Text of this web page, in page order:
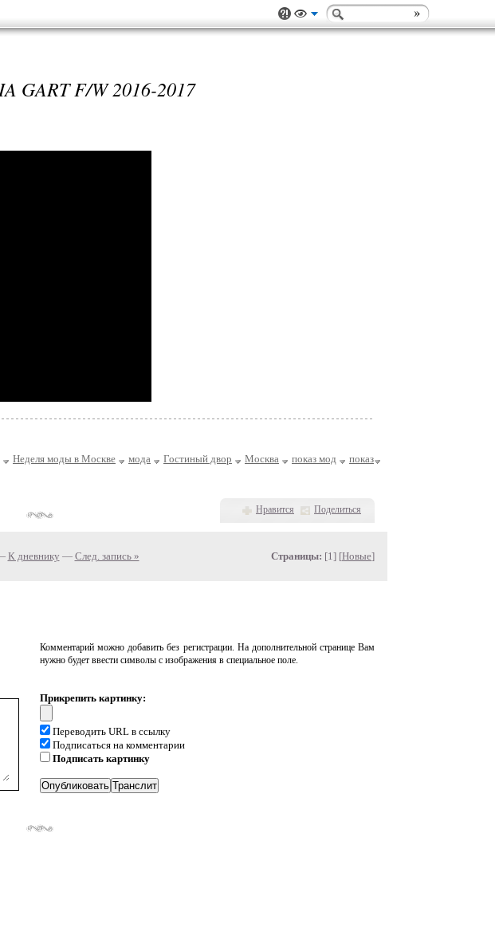
GART F/W 2016-2017
Неделя моды в Москве мода Гостиный двор Москва показ мод
показ
Нравится Поделиться
К дневнику — След. запись » Страницы: [1] [Новые]
Комментарий можно добавить без регистрации. На дополнительной странице Вам
нужно будет ввести символы с изображения в специальное поле.
Прикрепить картинку:
Переводить URL в ссылку
Подписаться на комментарии
Подписать картинку